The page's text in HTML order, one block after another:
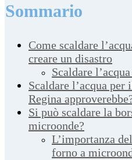
Sommario
Come scaldare
creare un disastro
Scaldare
Scaldare l’acqua
Regina
Si può scaldare la
microonde?
L’importanza
forno a